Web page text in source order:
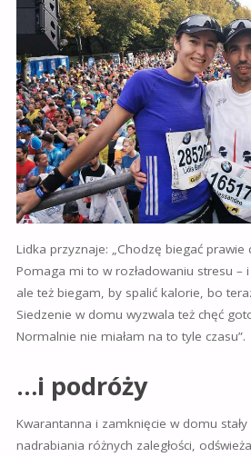
Lidka przyznaje: „Chodzę biegać prawie
Pomaga mi to w rozładowaniu stresu –
ale też biegam, by spalić kalorie, bo
Siedzenie w domu wyzwala też chęć
Normalnie nie miałam na to tyle czasu”.
…i podróży
Kwarantanna i zamknięcie w domu
nadrabiania różnych zaległości,